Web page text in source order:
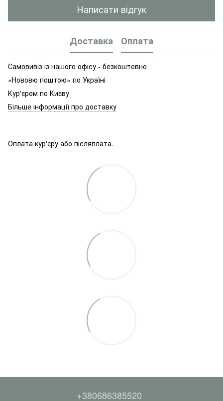
Написати відгук
Доставка Оплата
Самовивіз із нашого офісу - безкоштовно
«Нововю поштою» по Україні
Кур'єром по Києву
Більше інформації про доставку
Оплата кур'єру або післяплата.
+380686385520